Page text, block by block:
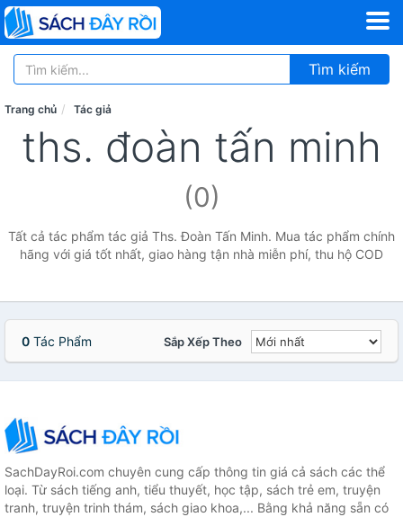
Tìm kiếm
Trang chủ Tác giả
ths. đoàn tấn minh
(0)
Tất cả tác phẩm tác giả Ths. Đoàn Tấn Minh. Mua tác phẩm chính
hãng với giá tốt nhất, giao hàng tận nhà miễn phí, thu hộ COD
0 Tác Phẩm Sắp Xếp Theo
SachDayRoi.com chuyên cung cấp thông tin giá cả sách các thể
loại. Từ sách tiếng anh, tiểu thuyết, học tập, sách trẻ em, truyện
tranh, truyện trinh thám, sách giao khoa,... Bằng khả năng sẵn có